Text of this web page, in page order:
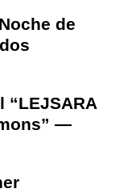
de
“LEJSARA
—